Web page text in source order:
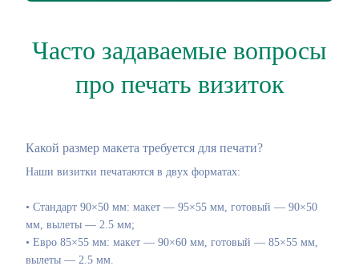
Часто задаваемые вопросы
про печать визиток
Какой размер макета требуется для печати?
Наши визитки печатаются в двух форматах:
• Стандарт 90×50 мм: макет — 95×55 мм, готовый — 90×50
мм, вылеты — 2.5 мм;
• Евро 85×55 мм: макет — 90×60 мм, готовый — 85×55 мм,
вылеты — 2.5 мм.